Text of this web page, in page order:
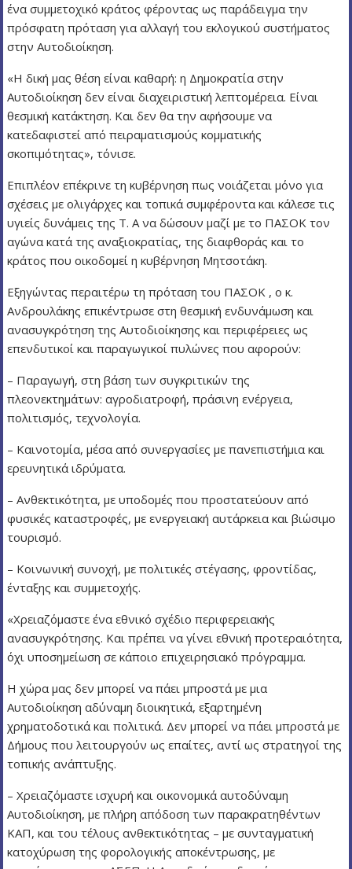
ένα συμμετοχικό κράτος φέροντας ως παράδειγμα την
πρόσφατη πρόταση για αλλαγή του εκλογικού συστήματος
στην Αυτοδιοίκηση.
«Η δική μας θέση είναι καθαρή: η Δημοκρατία στην
Αυτοδιοίκηση δεν είναι διαχειριστική λεπτομέρεια. Είναι
θεσμική κατάκτηση. Και δεν θα την αφήσουμε να
κατεδαφιστεί από πειραματισμούς κομματικής
σκοπιμότητας», τόνισε.
Επιπλέον επέκρινε τη κυβέρνηση πως νοιάζεται μόνο για
σχέσεις με ολιγάρχες και τοπικά συμφέροντα και κάλεσε τις
υγιείς δυνάμεις της Τ. Α να δώσουν μαζί με το ΠΑΣΟΚ τον
αγώνα κατά της αναξιοκρατίας, της διαφθοράς και το
κράτος που οικοδομεί η κυβέρνηση Μητσοτάκη.
Εξηγώντας περαιτέρω τη πρόταση του ΠΑΣΟΚ , ο κ.
Ανδρουλάκης επικέντρωσε στη θεσμική ενδυνάμωση και
ανασυγκρότηση της Αυτοδιοίκησης και περιφέρειες ως
επενδυτικοί και παραγωγικοί πυλώνες που αφορούν:
– Παραγωγή, στη βάση των συγκριτικών της
πλεονεκτημάτων: αγροδιατροφή, πράσινη ενέργεια,
πολιτισμός, τεχνολογία.
– Καινοτομία, μέσα από συνεργασίες με πανεπιστήμια και
ερευνητικά ιδρύματα.
– Ανθεκτικότητα, με υποδομές που προστατεύουν από
φυσικές καταστροφές, με ενεργειακή αυτάρκεια και βιώσιμο
τουρισμό.
– Κοινωνική συνοχή, με πολιτικές στέγασης, φροντίδας,
ένταξης και συμμετοχής.
«Χρειαζόμαστε ένα εθνικό σχέδιο περιφερειακής
ανασυγκρότησης. Και πρέπει να γίνει εθνική προτεραιότητα,
όχι υποσημείωση σε κάποιο επιχειρησιακό πρόγραμμα.
Η χώρα μας δεν μπορεί να πάει μπροστά με μια
Αυτοδιοίκηση αδύναμη διοικητικά, εξαρτημένη
χρηματοδοτικά και πολιτικά. Δεν μπορεί να πάει μπροστά με
Δήμους που λειτουργούν ως επαίτες, αντί ως στρατηγοί της
τοπικής ανάπτυξης.
– Χρειαζόμαστε ισχυρή και οικονομικά αυτοδύναμη
Αυτοδιοίκηση, με πλήρη απόδοση των παρακρατηθέντων
ΚΑΠ, και του τέλους ανθεκτικότητας – με συνταγματική
κατοχύρωση της φορολογικής αποκέντρωσης, με